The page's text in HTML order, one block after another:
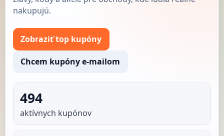
nakupujú.
Zobraziť top kupóny
Chcem kupóny e-mailom
494
aktívnych kupónov